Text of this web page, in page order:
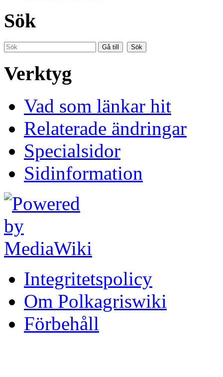
Sök
Verktyg
Vad som länkar hit
Relaterade ändringar
Specialsidor
Sidinformation
Integritetspolicy
Om Polkagriswiki
Förbehåll